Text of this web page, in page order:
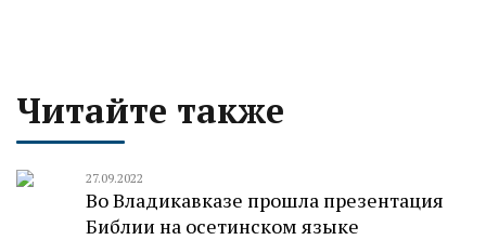
Читайте также
27.09.2022
Во Владикавказе прошла презентация
Библии на осетинском языке